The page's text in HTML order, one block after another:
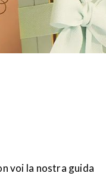
voi la nostra guida